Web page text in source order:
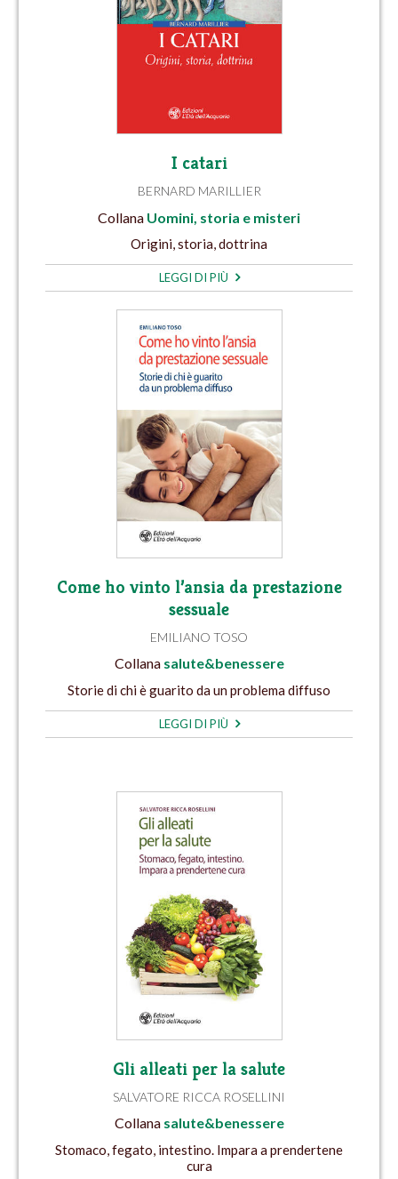
I catari
BERNARD MARILLIER
Collana Uomini, storia e misteri
Origini, storia, dottrina
LEGGI DI PIÙ
Come ho vinto l’ansia da prestazione
sessuale
EMILIANO TOSO
Collana salute&benessere
Storie di chi è guarito da un problema diffuso
LEGGI DI PIÙ
Gli alleati per la salute
SALVATORE RICCA ROSELLINI
Collana salute&benessere
Stomaco, fegato, intestino. Impara a prendertene
cura